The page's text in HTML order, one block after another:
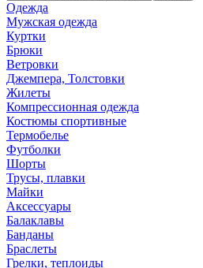
Одежда
Мужская одежда
Куртки
Брюки
Ветровки
Джемпера, Толстовки
Жилеты
Компрессионная одежда
Костюмы спортивные
Термобелье
Футболки
Шорты
Трусы, плавки
Майки
Аксессуары
Балаклавы
Банданы
Браслеты
Грелки, теплоиды